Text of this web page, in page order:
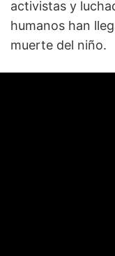
activistas y
humanos han
muerte del niño.